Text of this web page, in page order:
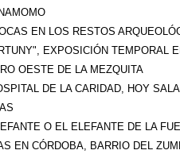
EN LOS RESTOS
EXPOSICIÓN TEMPORAL
OESTE DE LA MEZQUITA
DE LA CARIDAD, HOY SALA
O EL ELEFANTE DE LA
EN CÓRDOBA, BARRIO DEL